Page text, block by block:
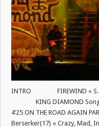
INTRO FIREWIND « S. k.
KING DIAMOND Songs
4’25 ON THE ROAD
Berserker(17) « Crazy, Mad,